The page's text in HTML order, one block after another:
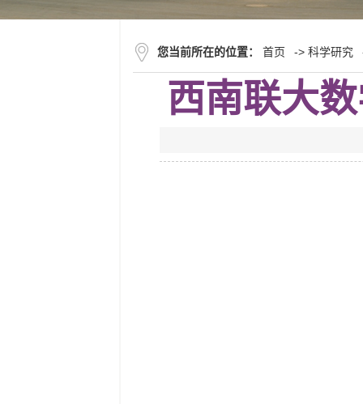
您当前所在的位置： 首页 -> 科学研究
西南联大